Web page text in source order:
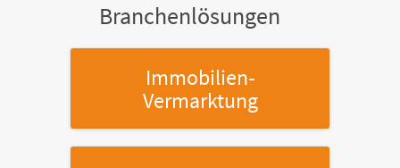
Branchenlösungen
Immobilien-
Vermarktung